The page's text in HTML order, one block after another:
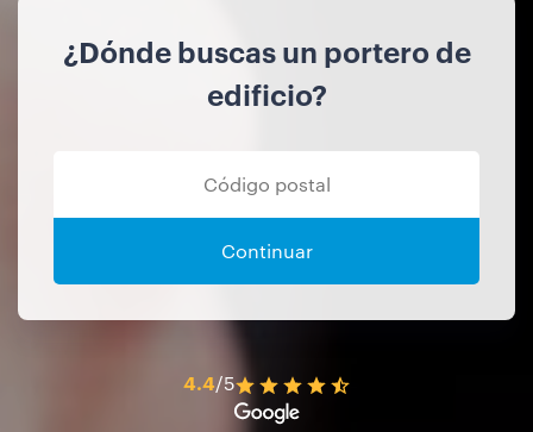
¿Dónde buscas un portero de
edificio?
Continuar
4.4/5